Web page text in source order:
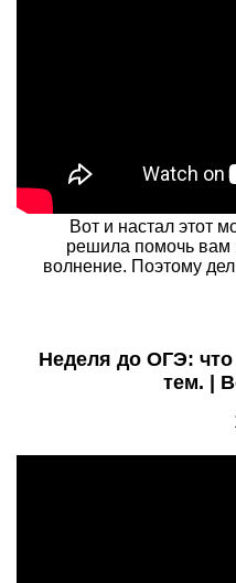
Вот и настал этот
решила помочь вам
волнение. Поэтому
Неделя до ОГЭ:
тем. |